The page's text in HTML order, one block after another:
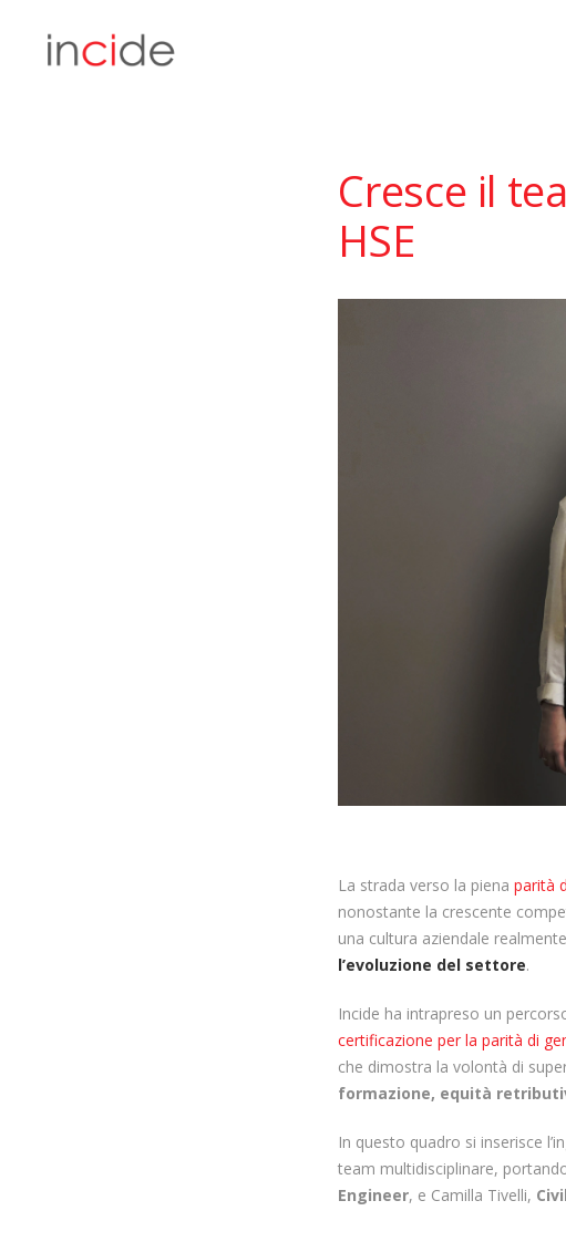
Cresce il
HSE
La strada verso la pienaparità
nonostante la crescente
una cultura aziendale
l’evoluzione del settore.
Incide ha intrapreso un
certificazione per la parità di
che dimostra la volontà di
formazione, equità
In questo quadro si inserisce
team multidisciplinare,
Engineer, e Camilla Tivelli,